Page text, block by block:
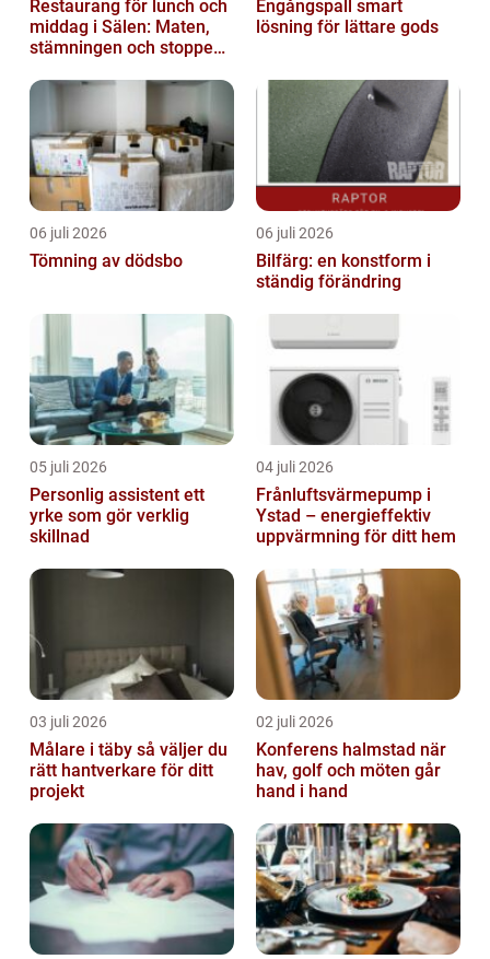
Restaurang för lunch och
middag i Sälen: Maten,
stämningen och stoppen
Engångspall smart
lösning för lättare gods
06 juli 2026
Tömning av dödsbo
06 juli 2026
Bilfärg: en konstform i
ständig förändring
05 juli 2026
Personlig assistent ett
yrke som gör verklig
skillnad
04 juli 2026
Frånluftsvärmepump i
Ystad – energieffektiv
uppvärmning för ditt hem
03 juli 2026
Målare i täby så väljer du
rätt hantverkare för ditt
projekt
02 juli 2026
Konferens halmstad när
hav, golf och möten går
hand i hand